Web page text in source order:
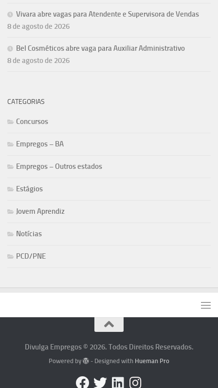
Vivara abre vagas para Atendente e Supervisora de Vendas
8 de agosto de 2026
Bel Cosméticos abre vaga para Auxiliar Administrativo
8 de agosto de 2026
CATEGORIAS
Concursos
Empregos – BA
Empregos – Outros estados
Estágios
Jovem Aprendiz
Notícias
PCD/PNE
Divulga Empregos © 2026. Todos Direitos Reservados.
Powered by - Designed with Hueman Pro